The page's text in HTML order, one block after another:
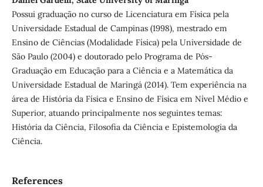
Possui graduação no curso de Licenciatura em Física pela
Universidade Estadual de Campinas (1998), mestrado em
Ensino de Ciências (Modalidade Física) pela Universidade de
São Paulo (2004) e doutorado pelo Programa de Pós-
Graduação em Educação para a Ciência e a Matemática da
Universidade Estadual de Maringá (2014). Tem experiência na
área de História da Física e Ensino de Física em Nível Médio e
Superior, atuando principalmente nos seguintes temas:
História da Ciência, Filosofia da Ciência e Epistemologia da
Ciência.
References